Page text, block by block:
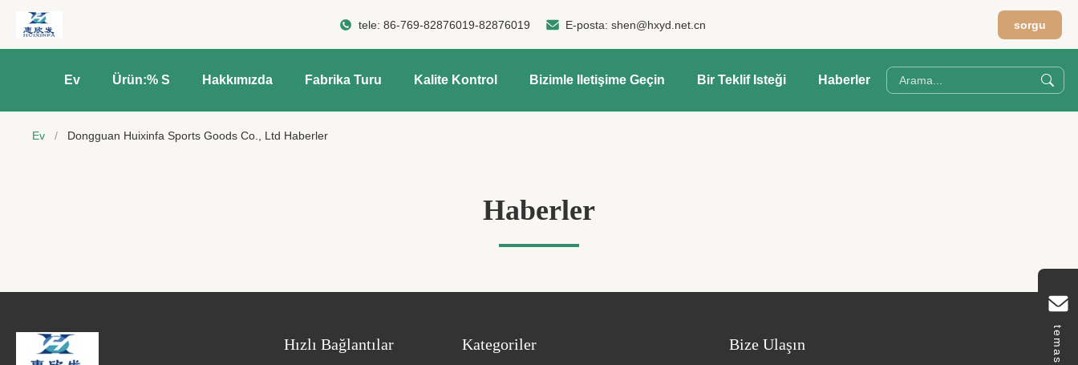
tele: 86-769-82876019-82876019 E-posta: shen@hxyd.net.cn sorgu
Ev Ürün:% S Hakkımızda Fabrika Turu Kalite Kontrol Bizimle Iletişime Geçin Bir Teklif Isteği Haberler
temas
Ev / Dongguan Huixinfa Sports Goods Co., Ltd Haberler
Haberler
Hızlı Bağlantılar Kategoriler Bize Ulaşın